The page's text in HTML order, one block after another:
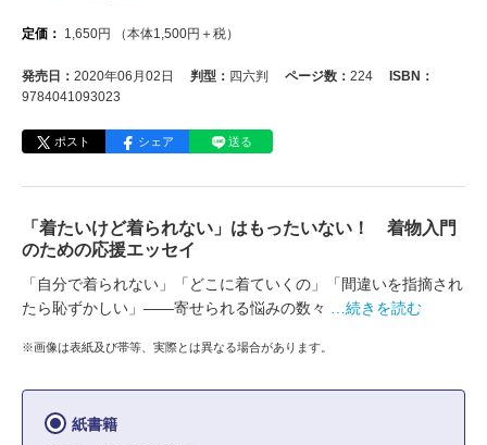
定価： 1,650円 （本体1,500円＋税）
発売日： 2020年06月02日 判型： 四六判 ページ数： 224
ISBN：
9784041093023
ポスト シェア 送る
「着たいけど着られない」はもったいない！ 着物入門
のための応援エッセイ
「自分で着られない」「どこに着ていくの」「間違いを指摘され
たら恥ずかしい」――寄せられる悩みの数々
…続きを読む
※画像は表紙及び帯等、実際とは異なる場合があります。
紙書籍